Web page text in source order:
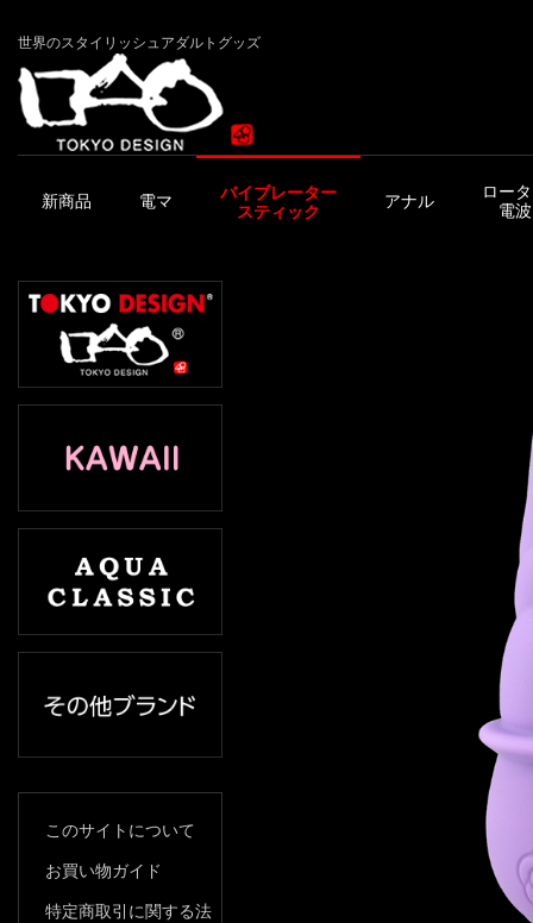
世界のスタイリッシュアダルトグッズ
新商品 電マ
バイブレーター
スティック
アナル
ロー
電波
このサイトについて
お買い物ガイド
特定商取引に関する法